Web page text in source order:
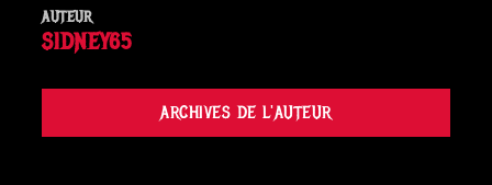
AUTEUR
SIDNEY65
ARCHIVES DE L'AUTEUR